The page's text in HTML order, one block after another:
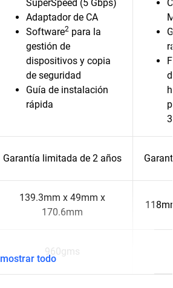
SuperSpeed (5 Gbps)
Adaptador de CA
Software2 para la
gestión de
dispositivos y copia
de seguridad
Guía de instalación
rápida
Garantía limitada de 2 años
139.3mm x 49mm x
170.6mm
960gms
mostrar todo